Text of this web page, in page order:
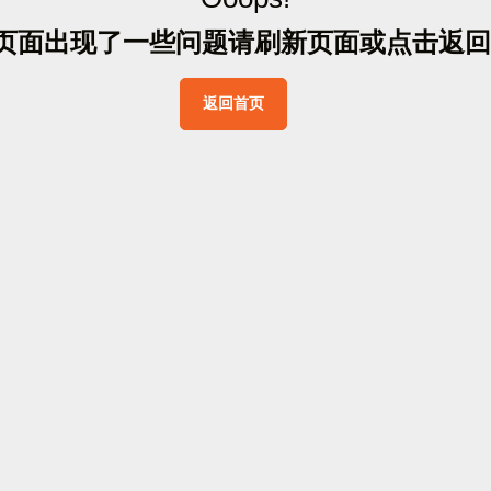
面出现了一些问题请刷新页面或点击返 回
返回首页